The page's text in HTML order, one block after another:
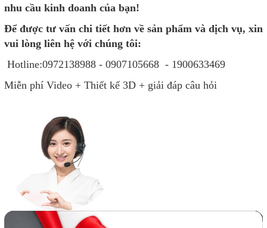
nhu cầu kinh doanh của bạn!
Để được tư vấn chi tiết hơn về sản phẩm và dịch vụ, xin
vui lòng liên hệ với chúng tôi:
Hotline:0972138988 - 0907105668 - 1900633469
Miễn phí Video + Thiết kế 3D + giải đáp câu hỏi